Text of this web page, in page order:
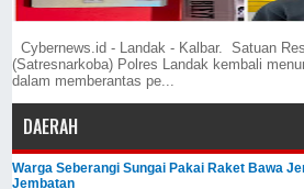
Cybernews.id - Landak - Kalbar. Satuan
(Satresnarkoba) Polres Landak kembali
dalam memberantas pe...
DAERAH
Warga Seberangi Sungai Pakai Raket Bawa
Jembatan